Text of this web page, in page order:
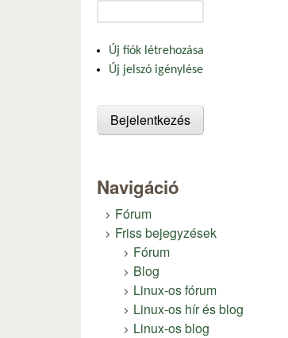
Új fiók létrehozása
Új jelszó igénylése
Navigáció
Fórum
Friss bejegyzések
Fórum
Blog
Linux-os fórum
Linux-os hír és blog
Linux-os blog